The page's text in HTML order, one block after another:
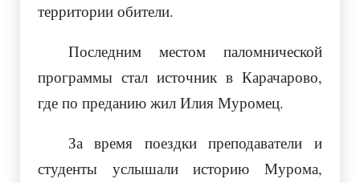
территории обители.
Последним местом паломнической
программы стал источник в Карачарово,
где по преданию жил Илия Муромец.
За время поездки преподаватели и
студенты услышали историю Мурома,